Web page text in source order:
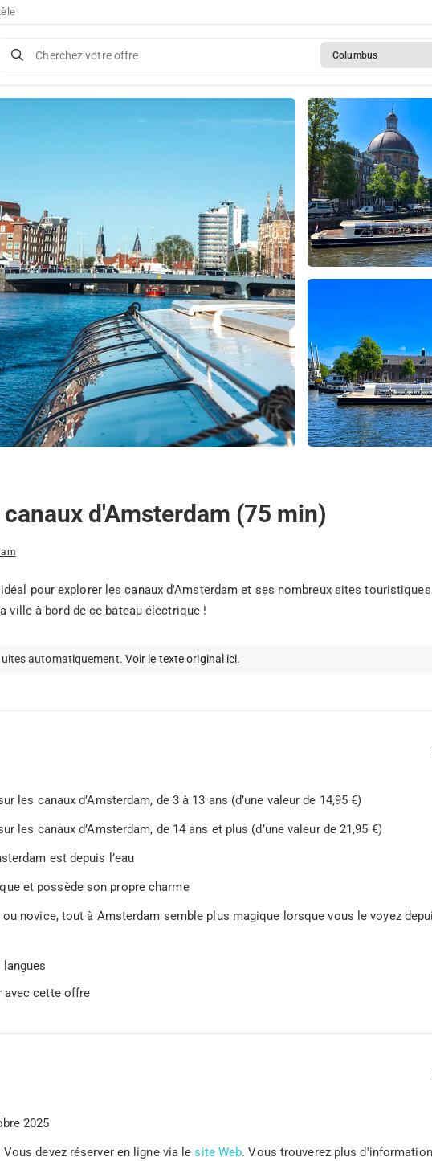
Cherchez votre offre Columbus
d'Amsterdam (75 min)
pour explorer les canaux d'Amsterdam et ses nombreux sites
ville à bord de ce bateau électrique !
automatiquement. Voir le texte original ici.
les canaux d’Amsterdam, de 3 à 13 ans (d’une valeur de 14,95 €)
les canaux d’Amsterdam, de 14 ans et plus (d’une valeur de 21,95 €)
est depuis l’eau
et possède son propre charme
novice, tout à Amsterdam semble plus magique lorsque vous le voyez
avec cette offre
2025
devez réserver en ligne via lesite Web. Vous trouverez plus